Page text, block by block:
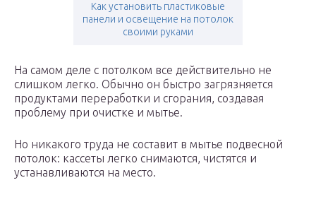
Как установить пластиковые
панели и освещение на потолок
своими руками
На самом деле с потолком все действительно не
слишком легко. Обычно он быстро загрязняется
продуктами переработки и сгорания, создавая
проблему при очистке и мытье.
Но никакого труда не составит в мытье подвесной
потолок: кассеты легко снимаются, чистятся и
устанавливаются на место.